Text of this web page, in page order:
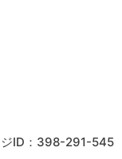
ID：398-291-545